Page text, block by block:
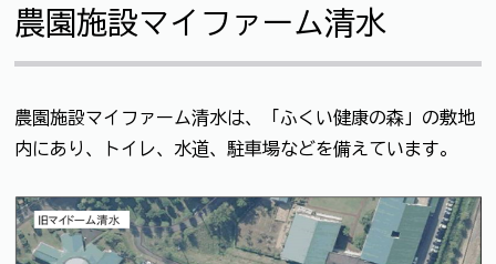
農園施設マイファーム清水
農園施設マイファーム清水は、「ふくい健康の森」の敷地
内にあり、トイレ、水道、駐車場などを備えています。